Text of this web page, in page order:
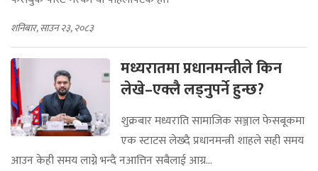
शनिबार, साउन २३, २०८३
मध्यरातमा प्रधानमन्त्रीले किन
लेखे–एक्लै लड्नुपर्ने हुन्छ?
शुक्रबार मध्यराति सामाजिक सञ्जाल फेसबूकमा
एक स्टाटस लेख्दै प्रधानमन्त्री शाहले सही समय
आउन केही समय लाग्ने भन्दै नआत्तिन सबैलाई आग्र...